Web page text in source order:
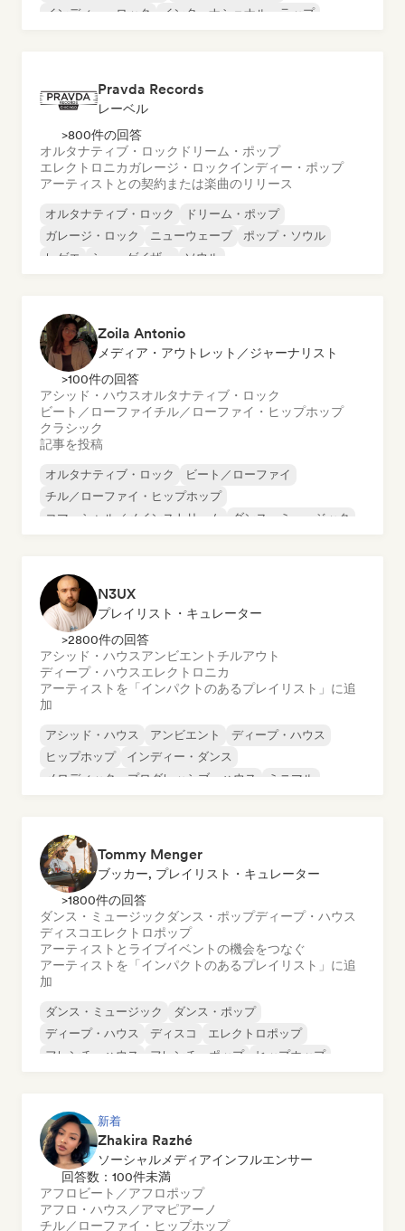
インディー・ロック
インターナショナル・ラップ
Pravda Records
レーベル
>800件の回答
オルタナティブ・ロック ドリーム・ポップ
エレクトロニカガレージ・ロックインディー・ポップ
アーティストとの契約または楽曲のリリース
オルタナティブ・ロック
ドリーム・ポップ
ガレージ・ロック
ニューウェーブ
ポップ・ソウル
レゲエ
シューゲイザー ソウル
Zoila Antonio
メディア・アウトレット／ジャーナリスト
>100件の回答
アシッド・ハウスオルタナティブ・ロック
ビート／ローファイチル／ローファイ・ヒップホップ
クラシック
記事を投稿
オルタナティブ・ロック
ビート／ローファイ
チル／ローファイ・ヒップホップ
コマーシャル／メインストリーム
ダンス・ミュージック
N3UX
プレイリスト・キュレーター
>2800件の回答
アシッド・ハウスアンビエント チルアウト
ディープ・ハウスエレクトロニカ
アーティストを「インパクトのあるプレイリスト」に追
加
アシッド・ハウス アンビエント
ディープ・ハウス
ヒップホップ
インディー・ダンス
メロディック・プログレッシブ・ハウス
ミニマル
Tommy Menger
ブッカー, プレイリスト・キュレーター
>1800件の回答
ダンス・ミュージック ダンス・ポップディープ・ハウス
ディスコエレクトロポップ
アーティストとライブイベントの機会をつなぐ
アーティストを「インパクトのあるプレイリスト」に追
加
ダンス・ミュージック
ダンス・ポップ
ディープ・ハウス
ディスコ
エレクトロポップ
フレンチ・ハウス
フレンチ・ポップ ヒップホップ
新着
Zhakira Razhé
ソーシャルメディアインフルエンサー
回答数：100件未満
アフロビート／アフロポップ
アフロ・ハウス／アマピアーノ
チル／ローファイ・ヒップホップ